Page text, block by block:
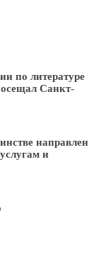
по литературе
Санкт-
направлен
и